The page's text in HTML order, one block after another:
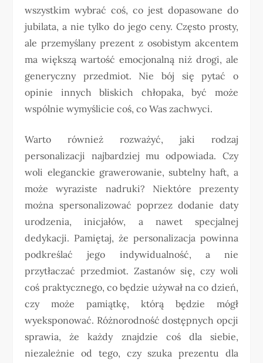
wszystkim wybrać coś, co jest dopasowane do
jubilata, a nie tylko do jego ceny. Często prosty,
ale przemyślany prezent z osobistym akcentem
ma większą wartość emocjonalną niż drogi, ale
generyczny przedmiot. Nie bój się pytać o
opinie innych bliskich chłopaka, być może
wspólnie wymyślicie coś, co Was zachwyci.
Warto również rozważyć, jaki rodzaj
personalizacji najbardziej mu odpowiada. Czy
woli eleganckie grawerowanie, subtelny haft, a
może wyraziste nadruki? Niektóre prezenty
można spersonalizować poprzez dodanie daty
urodzenia, inicjałów, a nawet specjalnej
dedykacji. Pamiętaj, że personalizacja powinna
podkreślać jego indywidualność, a nie
przytłaczać przedmiot. Zastanów się, czy woli
coś praktycznego, co będzie używał na co dzień,
czy może pamiątkę, którą będzie mógł
wyeksponować. Różnorodność dostępnych opcji
sprawia, że każdy znajdzie coś dla siebie,
niezależnie od tego, czy szuka prezentu dla